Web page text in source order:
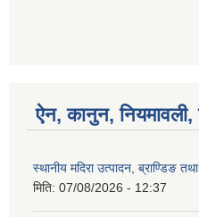
ऐन, कानुन, नियमावली,
स्थानीय मदिरा उत्पादन, ब्राण्डिङ
मिति: 07/08/2026 - 12:37